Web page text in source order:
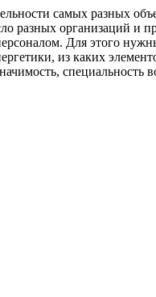
самых разных
разных организаций и
Для этого
из каких
специальность